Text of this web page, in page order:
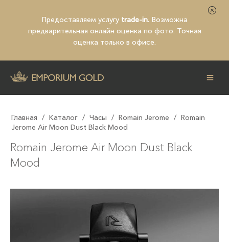
Предоставляем услугу trade-in. Возможна
предварительная онлайн оценка по фото. Точная
оценка только в офисе.
Главная / Каталог / Часы / Romain Jerome / Romain
Jerome Air Moon Dust Black Mood
Romain Jerome Air Moon Dust Black
Mood